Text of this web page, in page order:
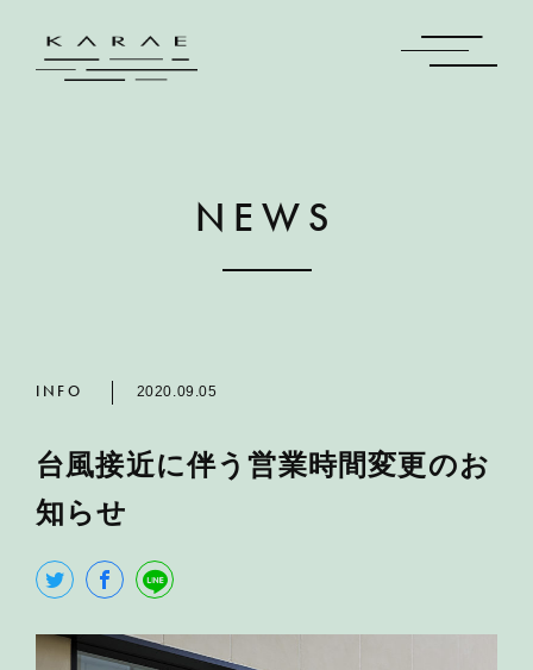
NEWS
INFO 2020.09.05
台風接近に伴う営業時間変更のお
知らせ